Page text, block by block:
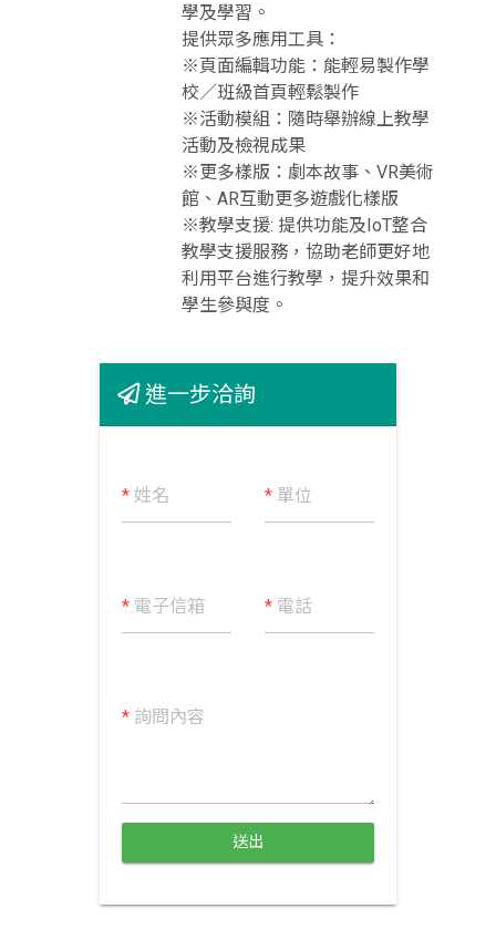
學及學習。
提供眾多應用工具：
※頁面編輯功能：能輕易製作學
校／班級首頁輕鬆製作
※活動模組：隨時舉辦線上教學
活動及檢視成果
※更多樣版：劇本故事、VR美術
館、AR互動更多遊戲化樣版
※教學支援: 提供功能及IoT整合
教學支援服務，協助老師更好地
利用平台進行教學，提升效果和
學生參與度。
進一步洽詢
*姓名 * 單位
*電子信箱 * 電話
*詢問內容
送出